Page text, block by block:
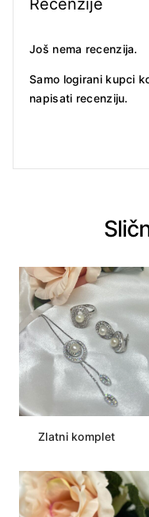
Još nema recenzija.
Samo logirani kupci
napisati recenziju.
Zlatni komplet